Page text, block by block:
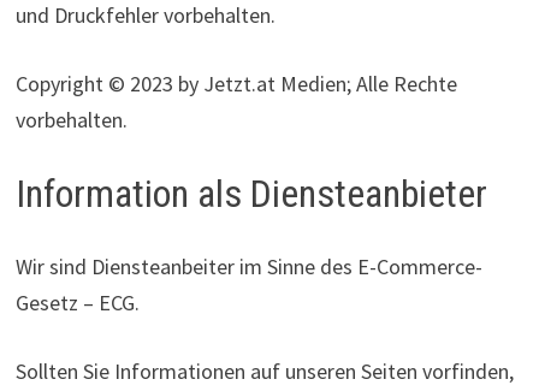
und Druckfehler vorbehalten.
Copyright © 2023 by Jetzt.at Medien; Alle Rechte
vorbehalten.
Information als Diensteanbieter
Wir sind Diensteanbeiter im Sinne des E-Commerce-
Gesetz – ECG.
Sollten Sie Informationen auf unseren Seiten vorfinden,